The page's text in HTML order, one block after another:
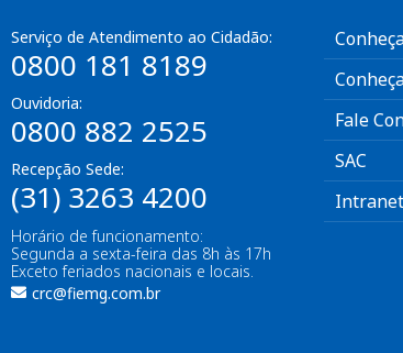
Serviço de Atendimento ao Cidadão:
0800 181 8189
Ouvidoria:
0800 882 2525
Recepção Sede:
(31) 3263 4200
Horário de funcionamento:
Segunda a sexta-feira das 8h às 17h
Exceto feriados nacionais e locais.
crc@fiemg.com.br
Fale
SAC
Intranet